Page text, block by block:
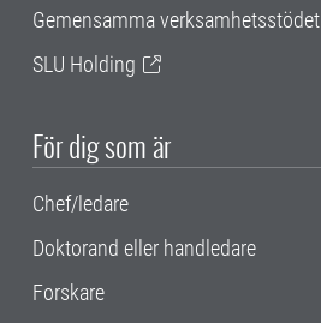
Gemensamma verksamhetsstödet
SLU Holding
För dig som är
Chef/ledare
Doktorand eller handledare
Forskare